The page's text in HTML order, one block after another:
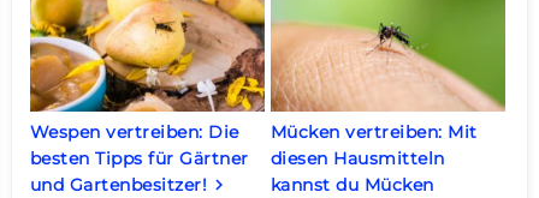
Wespen vertreiben: Die
besten Tipps für Gärtner
und Gartenbesitzer! keyboard_arrow_right
Mücken vertreiben: Mit
diesen Hausmitteln
kannst du Mücken